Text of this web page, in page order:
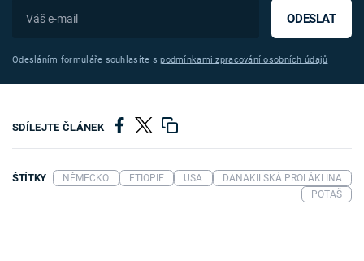
ODESLAT
Odesláním formuláře souhlasíte spodmínkami zpracování osobních údajů
SDÍLEJTE ČLÁNEK
ŠTÍTKY NĚMECKO ETIOPIE USA
DANAKILSKÁ PROLÁKLINA
POTAŠ